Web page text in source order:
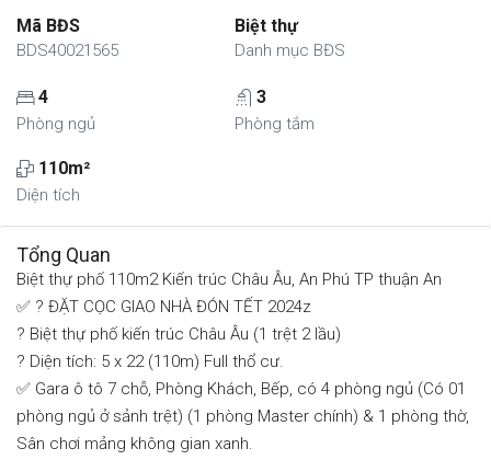
Mã BĐS
BDS40021565
Biệt thự
Danh mục BĐS
4
Phòng ngủ
3
Phòng tắm
110m²
Diện tích
Tổng Quan
Biệt thự phố 110m2 Kiến trúc Châu Âu, An Phú TP thuận An
✅ ? ĐẶT CỌC GIAO NHÀ ĐÓN TẾT 2024z
? Biệt thự phố kiến trúc Châu Âu (1 trệt 2 lầu)
? Diện tích: 5 x 22 (110m) Full thổ cư.
✅ Gara ô tô 7 chỗ, Phòng Khách, Bếp, có 4 phòng ngủ (Có 01
phòng ngủ ở sảnh trệt) (1 phòng Master chính) & 1 phòng thờ,
Sân chơi mảng không gian xanh.